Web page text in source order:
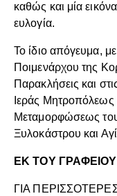
καθώς και μία
ευλογία.
Το ίδιο απόγευμα,
Ποιμενάρχου της
Παρακλήσεις και
Ιεράς
Μεταμορφώσεως
Ξυλοκάστρου και
ΕΚ ΤΟΥ
ΓΙΑ